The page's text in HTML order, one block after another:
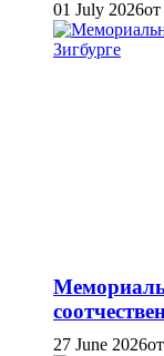
01 July 2026
27 June 2026